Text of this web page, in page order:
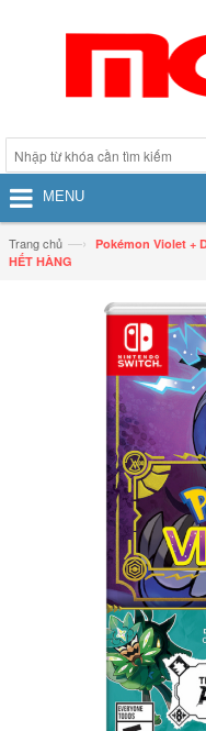
MENU
Trang chủ —› Pokémon Violet +
HẾT HÀNG